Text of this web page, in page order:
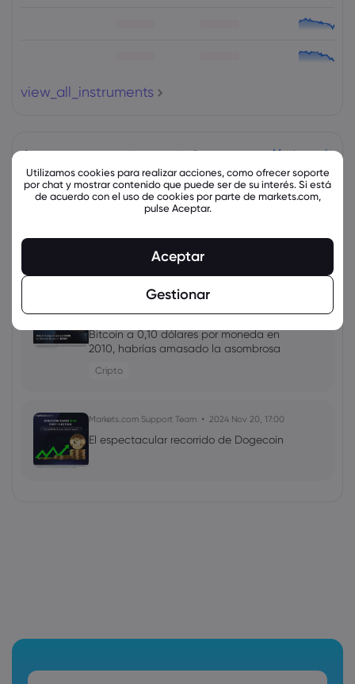
view_all_instruments
latest_education_articles Mostrar más
Markets.com Support Team 2025 Jul 13, 21:00
Criptomonedas 2025: análisis de las
Markets.com Support Team
Bitcoin a 0,10 dólares por moneda en
2010, habrías amasado la asombrosa
Cripto
Markets.com Support Team 2024 Nov 20, 17:00
El espectacular recorrido de Dogecoin
Utilizamos cookies para realizar acciones, como ofrecer soporte
por chat y mostrar contenido que puede ser de su interés. Si está
de acuerdo con el uso de cookies por parte de markets.com,
pulse Aceptar.
Aceptar
Gestionar